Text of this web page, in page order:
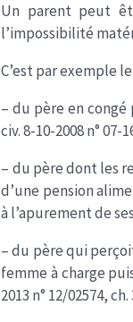
Un parent peut
l’impossibilité
C’est par exemple le
– du père en congé
civ. 8-10-2008 n° 07-
– du père dont les
d’une pension
à l’apurement de
– du père qui
femme à charge
2013 n° 12/02574, ch.